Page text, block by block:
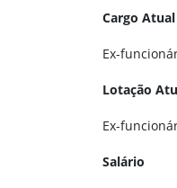
Cargo Atual
Ex-
Lotação
Ex-
Salário